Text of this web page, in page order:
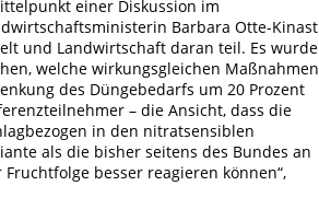
einer Diskussion im
Barbara Otte-Kinast
und Landwirtschaft daran teil. Es wurde
welche wirkungsgleichen Maßnahmen
des Düngebedarfs um 20 Prozent
– die Ansicht, dass die
in den nitratsensiblen
als die bisher seitens des Bundes an
besser reagieren können“,